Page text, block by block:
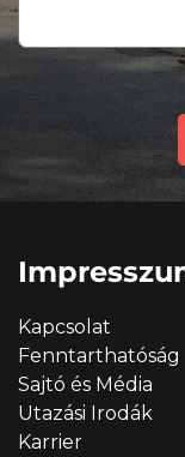
Kapcsolat
Fenntarthatóság
Sajtó és Média
Utazási Irodák
Karrier